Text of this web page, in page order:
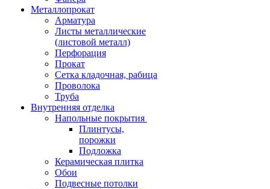
Металлопрокат
Арматура
Листы металлические
(листовой металл)
Перфорация
Прокат
Сетка кладочная, рабица
Проволока
Труба
Внутренняя отделка
Напольные покрытия
Плинтусы,
порожки
Подложка
Керамическая плитка
Обои
Подвесные потолки